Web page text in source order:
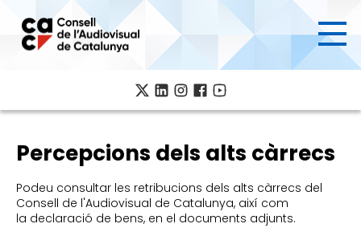
contingut
Percepcions dels alts càrrecs
Podeu consultar les retribucions dels alts càrrecs del
Consell de l'Audiovisual de Catalunya, així com
la declaració de bens, en el documents adjunts.